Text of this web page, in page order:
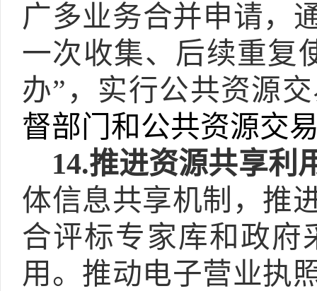
广多业务合并申请，
一次收集、后续重复
办”，实行公共资源
督部门和公共资源交
14.推进资源共享利
体信息共享机制，推
合评标专家库和政府
用。推动电子营业执